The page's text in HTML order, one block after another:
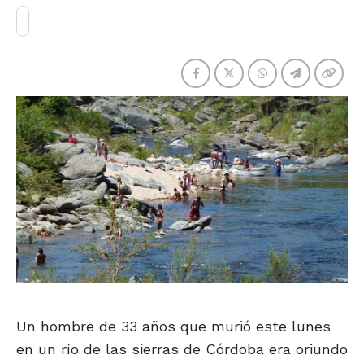
Un hombre de 33 años que murió este lunes
en un río de las sierras de Córdoba era oriundo